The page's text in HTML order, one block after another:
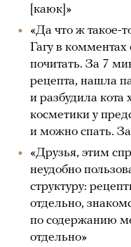
[каюк]»
«Да что ж такое-
Гагу в
почитать. За 7
рецепта, нашла
и разбудила кота
косметики у
и можно спать.
«Друзья, этим
неудобно
структуру:
отдельно,
по содержанию
отдельно»